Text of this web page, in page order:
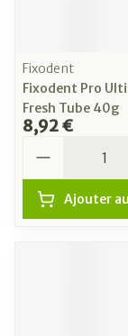
Fixodent
Fixodent Pro
Fresh Tube 40g
8,92 €
Ajouter